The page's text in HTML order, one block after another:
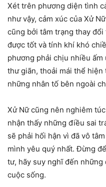
Xét trên phương diện tình
như vậy, cảm xúc của Xử
cũng bởi tâm trạng thay
được tốt và tính khí khó
phương phải chịu nhiều ấm
thư giãn, thoải mái thể
những nhân tố bên ngoài
Xử Nữ cũng nên nghiêm
nhận thấy những điều sai
sẽ phải hối hận vì đã vô
mình yêu quý nhất. Đừng
tư, hãy suy nghĩ đến
cuộc sống.